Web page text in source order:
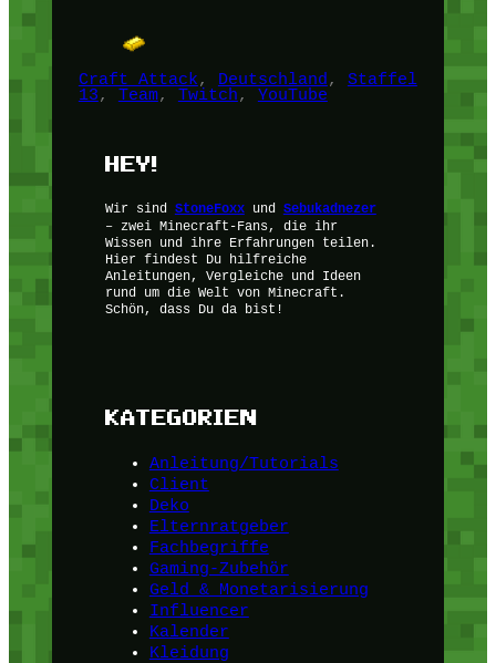
Craft Attack, Deutschland , Staffel
13, Team, Twitch, YouTube
HEY!
Wir sind StoneFoxxund Sebukadnezer
– zwei Minecraft-Fans, die ihr
Wissen und ihre Erfahrungen teilen.
Hier findest Du hilfreiche
Anleitungen, Vergleiche und Ideen
rund um die Welt von Minecraft.
Schön, dass Du da bist!
KATEGORIEN
Anleitung/Tutorials
Client
Deko
Elternratgeber
Fachbegriffe
Gaming-Zubehör
Geld & Monetarisierung
Influencer
Kalender
Kleidung